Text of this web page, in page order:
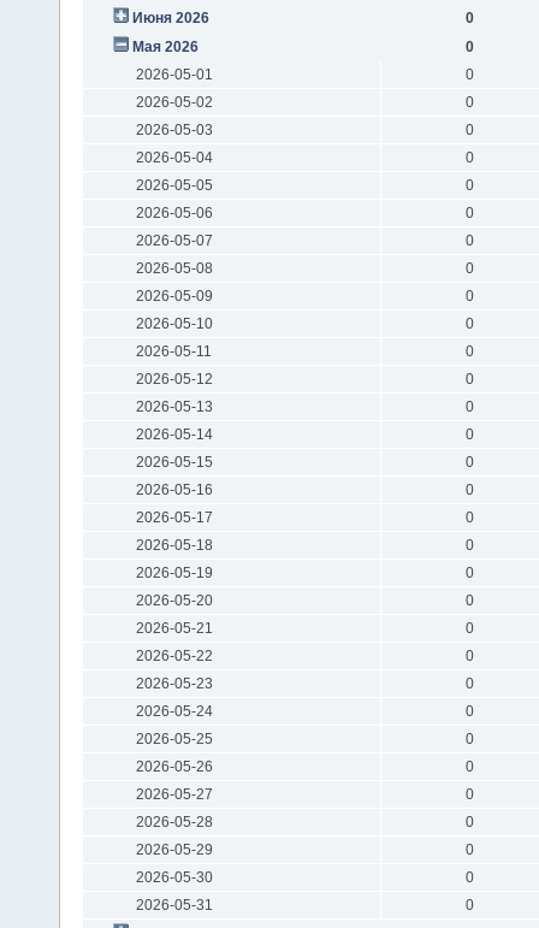
Июня 2026
0
Мая 2026
0
2026-05-01
0
2026-05-02
0
2026-05-03
0
2026-05-04
0
2026-05-05
0
2026-05-06
0
2026-05-07
0
2026-05-08
0
2026-05-09
0
2026-05-10
0
2026-05-11
0
2026-05-12
0
2026-05-13
0
2026-05-14
0
2026-05-15
0
2026-05-16
0
2026-05-17
0
2026-05-18
0
2026-05-19
0
2026-05-20
0
2026-05-21
0
2026-05-22
0
2026-05-23
0
2026-05-24
0
2026-05-25
0
2026-05-26
0
2026-05-27
0
2026-05-28
0
2026-05-29
0
2026-05-30
0
2026-05-31
0